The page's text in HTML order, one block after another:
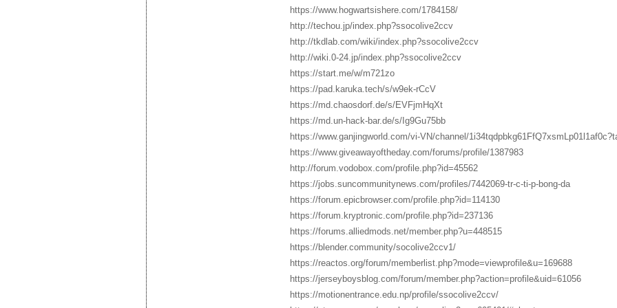
https://www.hogwartsishere.com/1784158/
http://techou.jp/index.php?ssocolive2ccv
http://tkdlab.com/wiki/index.php?ssocolive2ccv
http://wiki.0-24.jp/index.php?ssocolive2ccv
https://start.me/w/m721zo
https://pad.karuka.tech/s/w9ek-rCcV
https://md.chaosdorf.de/s/EVFjmHqXt
https://md.un-hack-bar.de/s/Ig9Gu75bb
https://www.ganjingworld.com/vi-VN/channel/
https://www.giveawayoftheday.com/forums/profile/1387983
http://forum.vodobox.com/profile.php?id=45562
https://jobs.suncommunitynews.com/profiles/7442069-tr-c-ti-p-bong-da
https://forum.epicbrowser.com/profile.php?id=114130
https://forum.kryptronic.com/profile.php?id=237136
https://forums.alliedmods.net/member.php?u=448515
https://blender.community/socolive2ccv1/
https://reactos.org/forum/memberlist.php?mode=viewprofile&u=169688
https://jerseyboysblog.com/forum/member.php?action=profile&uid=61056
https://motionentrance.edu.np/profile/ssocolive2ccv/